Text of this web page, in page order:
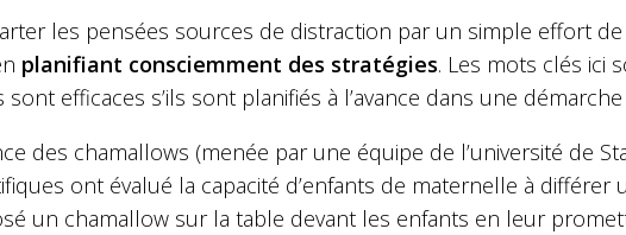
les pensées sources de distraction par un simple effort de
planifiant consciemment des stratégies. Les mots clés ici
sont efficaces s’ils sont planifiés à l’avance dans une
des chamallows (menée par une équipe de l’université de
ont évalué la capacité d’enfants de maternelle à différer
un chamallow sur la table devant les enfants en leur